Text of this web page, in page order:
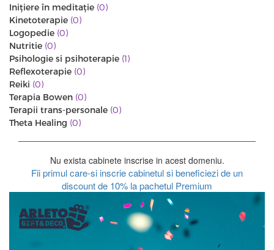
Iniţiere în meditaţie (0)
Kinetoterapie (0)
Logopedie (0)
Nutritie (0)
Psihologie si psihoterapie (1)
Reflexoterapie (0)
Reiki (0)
Terapia Bowen (0)
Terapii trans-personale (0)
Theta Healing (0)
Nu exista cabinete inscrise in acest domeniu.
Fii primul care-si inscrie cabinetul si beneficiezi de un
discount de 10% la pachetul Premium